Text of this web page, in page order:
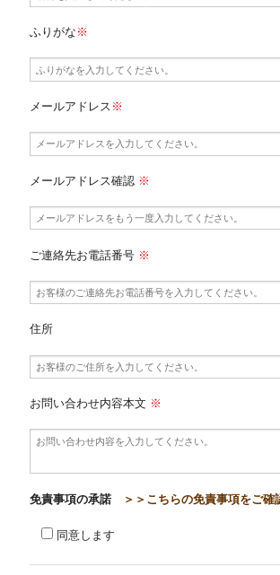
ふりがな ※
メールアドレス ※
メールアドレス確認 ※
ご連絡先お電話番号 ※
住所
お問い合わせ内容本文 ※
免責事項の承諾 ＞＞こちらの免責事項をご確
同意します